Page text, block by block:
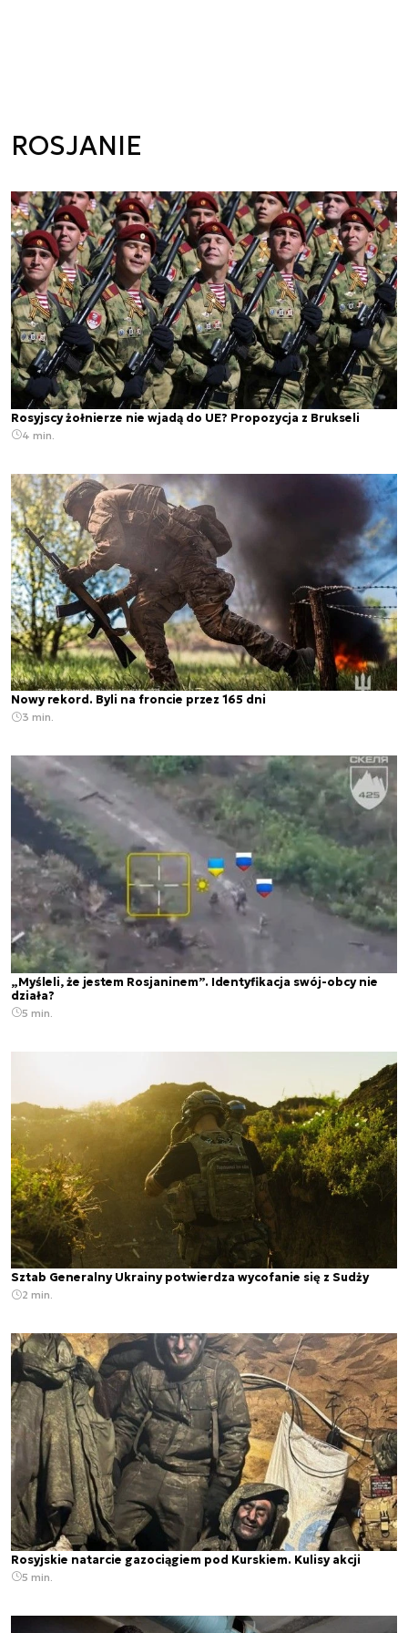
ROSJANIE
Rosyjscy żołnierze nie wjadą do UE? Propozycja z Brukseli
4 min.
Nowy rekord. Byli na froncie przez 165 dni
3 min.
„Myśleli, że jestem Rosjaninem”. Identyfikacja swój-obcy nie
działa?
5 min.
Sztab Generalny Ukrainy potwierdza wycofanie się z Sudży
2 min.
Rosyjskie natarcie gazociągiem pod Kurskiem. Kulisy akcji
5 min.